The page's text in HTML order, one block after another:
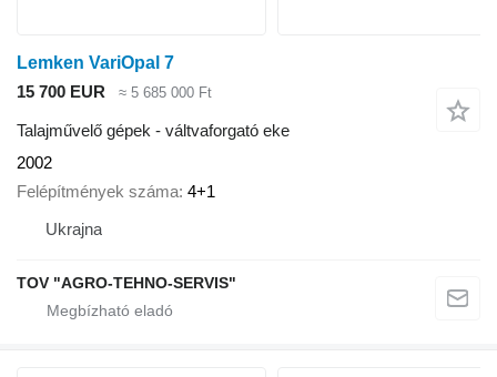
Lemken VariOpal 7
15 700 EUR
≈ 5 685 000 Ft
Talajművelő gépek - váltvaforgató eke
2002
Felépítmények száma 4+1
Ukrajna
TOV "AGRO-TEHNO-SERVIS"